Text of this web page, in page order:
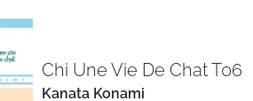
Chi Une Vie De Chat T06
Kanata Konami